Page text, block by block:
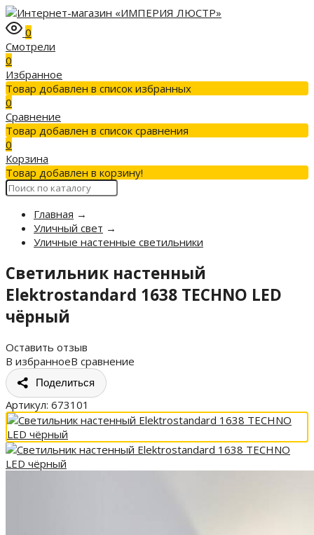
0
Смотрели
0
Избранное
Товар добавлен в список избранных
0
Сравнение
Товар добавлен в список сравнения
0
Корзина
Товар добавлен в корзину!
Главная →
Уличный свет →
Уличные настенные светильники
Светильник настенный
Elektrostandard 1638 TECHNO LED
чёрный
Оставить отзыв
В избранноеВ сравнение
Поделиться
Артикул: 673101